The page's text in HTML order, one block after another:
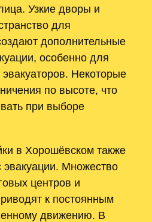
Узкие дворы и
для
дополнительные
особенно для
Некоторые
по высоте, что
при выборе
в Хорошёвском также
эвакуации. Множество
центров и
к постоянным
движению. В